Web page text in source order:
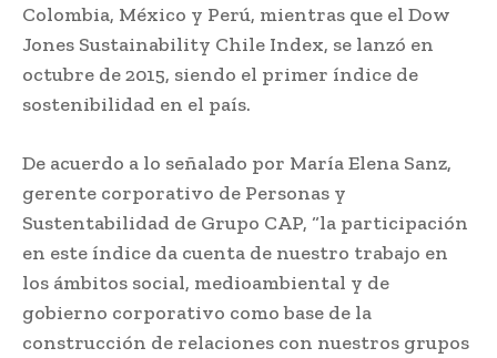
Colombia, México y Perú, mientras que el Dow
Jones Sustainability Chile Index, se lanzó en
octubre de 2015, siendo el primer índice de
sostenibilidad en el país.
De acuerdo a lo señalado por María Elena Sanz,
gerente corporativo de Personas y
Sustentabilidad de Grupo CAP, “la participación
en este índice da cuenta de nuestro trabajo en
los ámbitos social, medioambiental y de
gobierno corporativo como base de la
construcción de relaciones con nuestros grupos